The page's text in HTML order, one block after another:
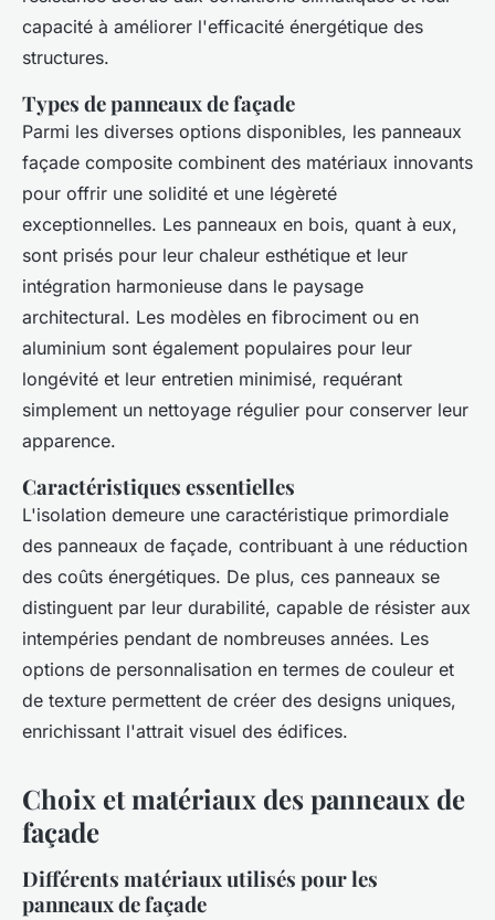
capacité à améliorer l'efficacité énergétique des
structures.
Types de panneaux de façade
Parmi les diverses options disponibles, les panneaux
façade composite combinent des matériaux innovants
pour offrir une solidité et une légèreté
exceptionnelles. Les panneaux en bois, quant à eux,
sont prisés pour leur chaleur esthétique et leur
intégration harmonieuse dans le paysage
architectural. Les modèles en fibrociment ou en
aluminium sont également populaires pour leur
longévité et leur entretien minimisé, requérant
simplement un nettoyage régulier pour conserver leur
apparence.
Caractéristiques essentielles
L'isolation demeure une caractéristique primordiale
des panneaux de façade, contribuant à une réduction
des coûts énergétiques. De plus, ces panneaux se
distinguent par leur durabilité, capable de résister aux
intempéries pendant de nombreuses années. Les
options de personnalisation en termes de couleur et
de texture permettent de créer des designs uniques,
enrichissant l'attrait visuel des édifices.
Choix et matériaux des panneaux de
façade
Différents matériaux utilisés pour les
panneaux de façade